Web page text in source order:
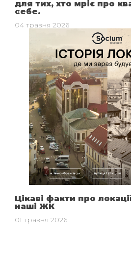
для тих, хто мріє про
себе.
04 травня 2026
Цікаві факти про
наші ЖК
01 травня 2026